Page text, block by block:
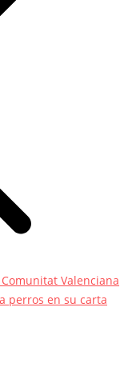
Valenciana
perros en su carta